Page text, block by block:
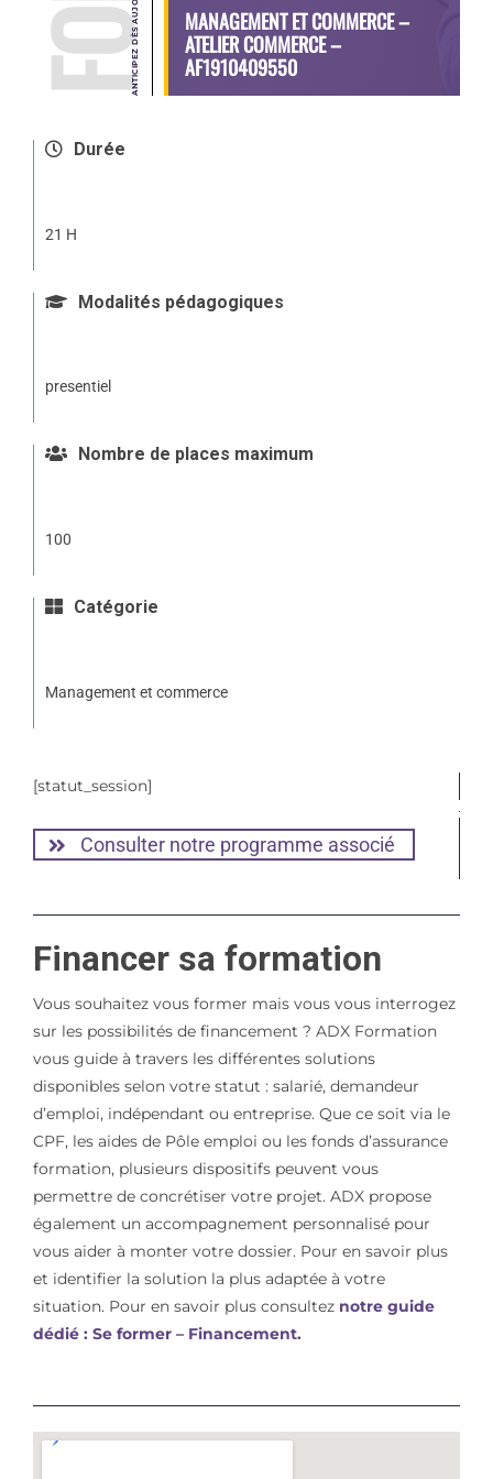
MANAGEMENT ET COMMERCE –
ATELIER COMMERCE –
AF1910409550
Durée
21 H
Modalités pédagogiques
presentiel
Nombre de places maximum
100
Catégorie
Management et commerce
[statut_session]
Consulter notre programme associé
Financer sa formation
Vous souhaitez vous former mais vous vous interrogez
sur les possibilités de financement ? ADX Formation
vous guide à travers les différentes solutions
disponibles selon votre statut : salarié, demandeur
d’emploi, indépendant ou entreprise. Que ce soit via le
CPF, les aides de Pôle emploi ou les fonds d’assurance
formation, plusieurs dispositifs peuvent vous
permettre de concrétiser votre projet. ADX propose
également un accompagnement personnalisé pour
vous aider à monter votre dossier. Pour en savoir plus
et identifier la solution la plus adaptée à votre
situation. Pour en savoir plus consulteznotre guide
dédié : Se former – Financement.